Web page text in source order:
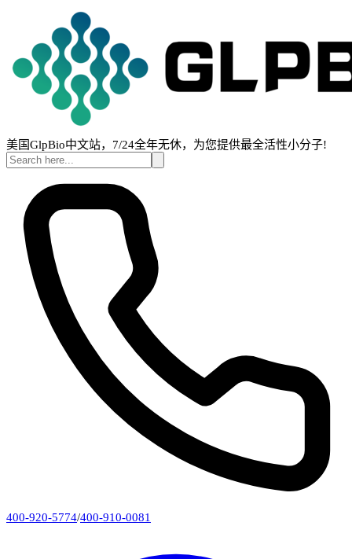
美国GlpBio中文站，7/24全年无休，为您提供最全活性小分子!
400-920-5774/400-910-0081